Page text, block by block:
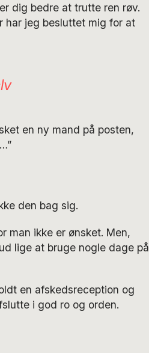
dig bedre at trutte ren røv.
har jeg besluttet mig for at
en ny mand på posten,
den bag sig.
man ikke er ønsket. Men,
lige at bruge nogle dage på
en afskedsreception og
i god ro og orden.